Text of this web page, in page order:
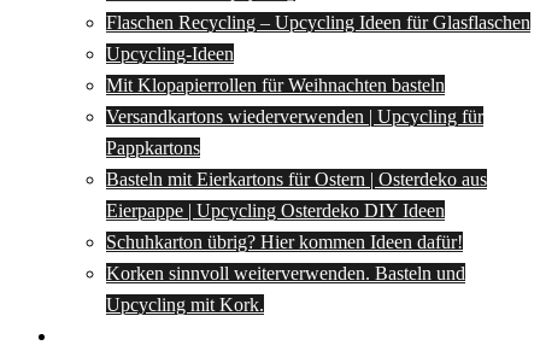
Flaschen Recycling – Upcycling Ideen für Glasflaschen
Upcycling-Ideen
Mit Klopapierrollen für Weihnachten basteln
Versandkartons wiederverwenden | Upcycling für
Pappkartons
Basteln mit Eierkartons für Ostern | Osterdeko aus
Eierpappe | Upcycling Osterdeko DIY Ideen
Schuhkarton übrig? Hier kommen Ideen dafür!
Korken sinnvoll weiterverwenden. Basteln und
Upcycling mit Kork.